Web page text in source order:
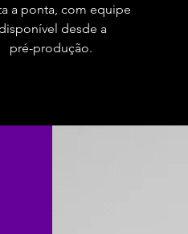
a ponta, com equipe
desde a
pré-produção.